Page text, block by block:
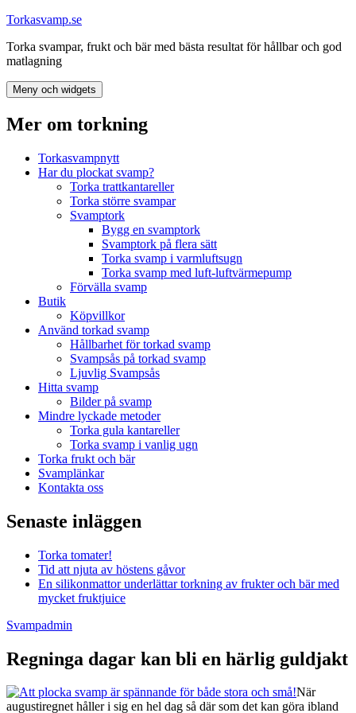
Hoppa
innehåll
Torkasvamp.se
Torka svampar, frukt och bär med bästa resultat för hållbar och god
matlagning
Meny och widgets
Mer om torkning
Torkasvampnytt
Har du plockat svamp?
Torka trattkantareller
Torka större svampar
Svamptork
Bygg en svamptork
Svamptork på flera sätt
Torka svamp i varmluftsugn
Torka svamp med luft-luftvärmepump
Förvälla svamp
Butik
Köpvillkor
Använd torkad svamp
Hållbarhet för torkad svamp
Svampsås på torkad svamp
Ljuvlig Svampsås
Hitta svamp
Bilder på svamp
Mindre lyckade metoder
Torka gula kantareller
Torka svamp i vanlig ugn
Torka frukt och bär
Svamplänkar
Kontakta oss
Senaste inläggen
Torka tomater!
Tid att njuta av höstens gåvor
En silikonmattor underlättar torkning av frukter och bär med
mycket fruktjuice
Svampadmin
Regninga dagar kan bli en härlig guldjakt
När
augustiregnet håller i sig en hel dag så där som det kan göra ibland